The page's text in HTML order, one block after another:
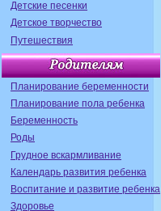
Детские песенки
Детское творчество
Путешествия
Планирование беременности
Планирование пола ребенка
Беременность
Роды
Грудное вскармливание
Календарь развития ребенка
Воспитание и развитие ребенка
Здоровье